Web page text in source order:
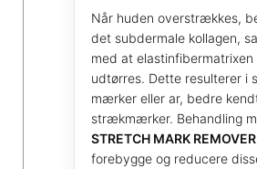
Når huden overstrækkes,
det subdermale kollagen,
med at elastinfibermatrixen
udtørres. Dette resulterer i
mærker eller ar, bedre
strækmærker. Behandling
STRETCH MARK REMOVER
forebygge og reducere